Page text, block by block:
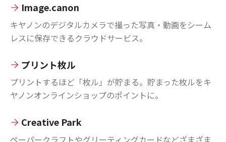
Image.canon
キヤノンのデジタルカメラで撮った写真・動画をシーム
レスに保存できるクラウドサービス。
プリント枚ル
プリントするほど「枚ル」が貯まる。貯まった枚ルをキ
ヤノンオンラインショップのポイントに。
Creative Park